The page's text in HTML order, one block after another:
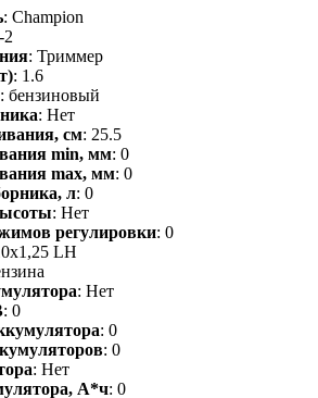
: Champion
2
: Триммер
: 1.6
: бензиновый
: Нет
см: 25.5
min, мм: 0
max, мм: 0
л: 0
: Нет
регулировки: 0
LH
: Нет
: 0
: 0
: 0
: Нет
А*ч: 0